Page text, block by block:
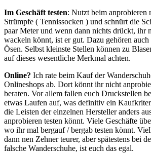
Im Geschäft testen: Nutzt beim anprobieren
Strümpfe ( Tennissocken ) und schnürt die
paar Meter und wenn dann nichts drückt, ihr
wackeln könnt, ist er gut. Dazu gehören auch
Ösen. Selbst kleinste Stellen können zu
auf dieses wesentliche Merkmal achten.
Online? Ich rate beim Kauf der
Onlineshops ab. Dort könnt ihr nicht
beraten. Vor allem fallen euch Druckstellen
etwas Laufen auf, was definitiv ein
die Leisten der einzelnen Hersteller anders
anprobieren testen könnt. Viele Geschäfte
wo ihr mal bergauf / bergab testen könnt.
dann nen Zehner teurer, aber spätestens bei
falsche Wanderschuhe, ist euch das egal.